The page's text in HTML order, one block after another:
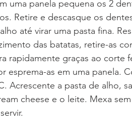
uma panela pequena os 2
Retire e descasque os
até virar uma pasta fina.
das batatas, retire-as
rapidamente graças ao
esprema-as em uma panela.
Acrescente a pasta de alho,
cheese e o leite. Mexa